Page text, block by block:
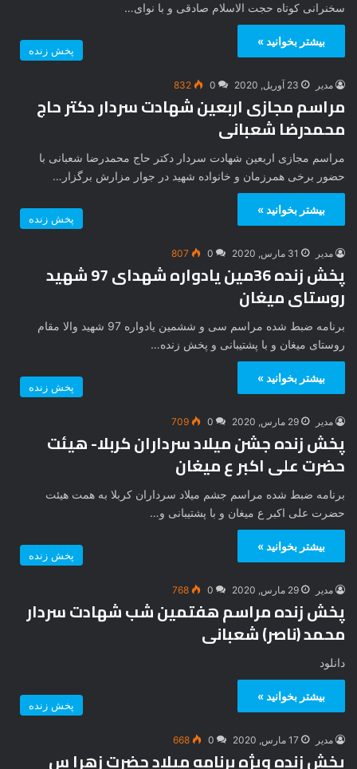
سخنرانی کوتاه حجت الاسلام صادقی و با نوای…
بیشتر بخوانید »
پخش زنده
مدیر 23 آوریل, 2020 0
832
مراسم مجازی اربعین شهادت سردار دکتر حاج
محمدرضا شعبانی
مراسم مجازی اربعین شهادت سردار دکتر حاج محمدرضا شعبانی با
حضور برخی همرزمان و خانواده شهید در جوار مزارش برگزار…
بیشتر بخوانید »
پخش زنده
مدیر 31 مارس, 2020 0
807
پخش زنده 36مین یادواره شهدای 97 شهید
روستای میغان
برنامه ضبط شده مراسم سی و ششمین یادواره 97 شهید والا مقام
روستای میغان و با پشتیبانی و پخش زنده…
بیشتر بخوانید »
پخش زنده
مدیر 29 مارس, 2020 0
709
پخش زنده جشن میلاد سرداران کربلا- هیئت
حضرت علی اکبر ع میغان
برنامه ضبط شده مراسم جشم میلاد سرداران کربلا به همت هیئت
حضرت علی اکبر ع میغان و با پشتیبانی و…
بیشتر بخوانید »
پخش زنده
مدیر 29 مارس, 2020 0
768
پخش زنده مراسم هفتمین شب شهادت سردار
محمد (ناصر) شعبانی
دانلود
بیشتر بخوانید »
پخش زنده
مدیر 17 مارس, 2020 0
668
پخش زنده ویژه برنامه میلاد حضرت زهرا س